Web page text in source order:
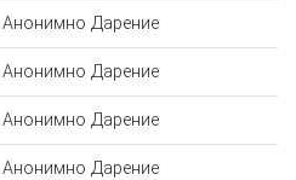
Анонимно Дарение
Анонимно Дарение
Анонимно Дарение
Анонимно Дарение